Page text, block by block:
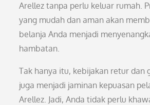
Arellez tanpa perlu keluar rumah.
yang mudah dan aman akan
belanja Anda menjadi
hambatan.
Tak hanya itu, kebijakan retur dan
juga menjadi jaminan kepuasan
Arellez. Jadi, Anda tidak perlu